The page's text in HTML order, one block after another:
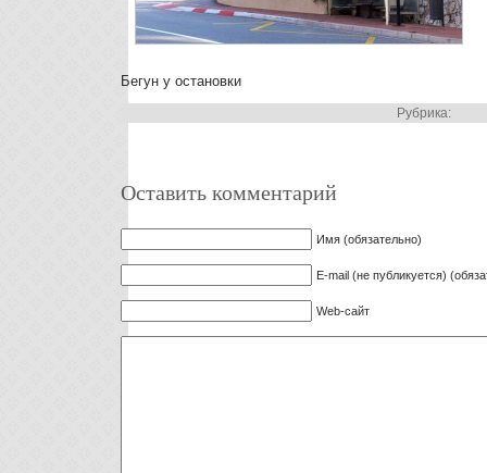
Бегун у остановки
Рубрика:
Оставить комментарий
Имя (обязательно)
E-mail (не публикуется)
Web-сайт